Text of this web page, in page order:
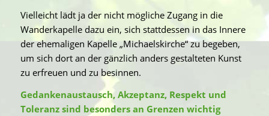
Vielleicht lädt ja der nicht mögliche Zugang in die
Wanderkapelle dazu ein, sich stattdessen in das Innere
der ehemaligen Kapelle „Michaelskirche“ zu begeben,
um sich dort an der gänzlich anders gestalteten Kunst
zu erfreuen und zu besinnen.
Gedankenaustausch, Akzeptanz, Respekt und
Toleranz sind besonders an Grenzen wichtig